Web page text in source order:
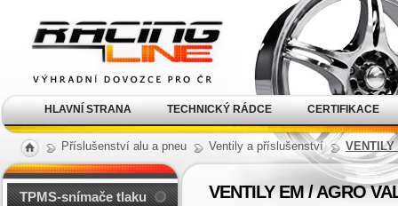
Příslušenství alu a pneu Ventily a příslušenství VENTILY
VENTILY EM / AGRO
TPMS-snímače tlaku
kola Racing Line
HLAVNÍ STRANA TECHNICKÝ RÁDCE CERTIFIKACE